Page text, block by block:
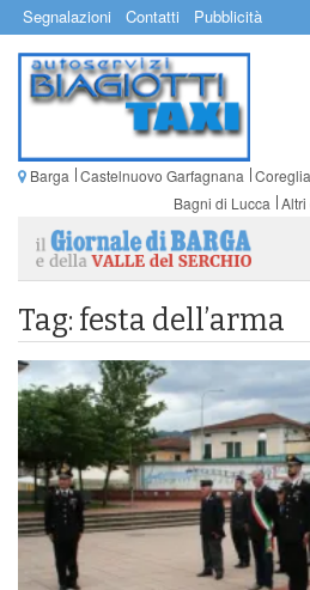
Segnalazioni Contatti Pubblicità
Barga Castelnuovo Garfagnana Coreglia
Bagni di Lucca Altri
Tag: festa dell’arma